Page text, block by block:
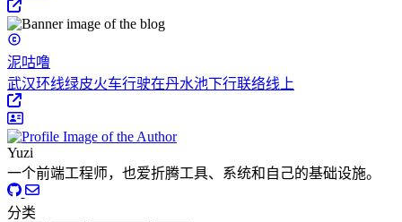
泥咕噜
武汉环线绿皮火车行驶在丹水池下行联络线上
Yuzi
一个前端工程师，也爱折腾工具、系统和自己的基础设施。
分类